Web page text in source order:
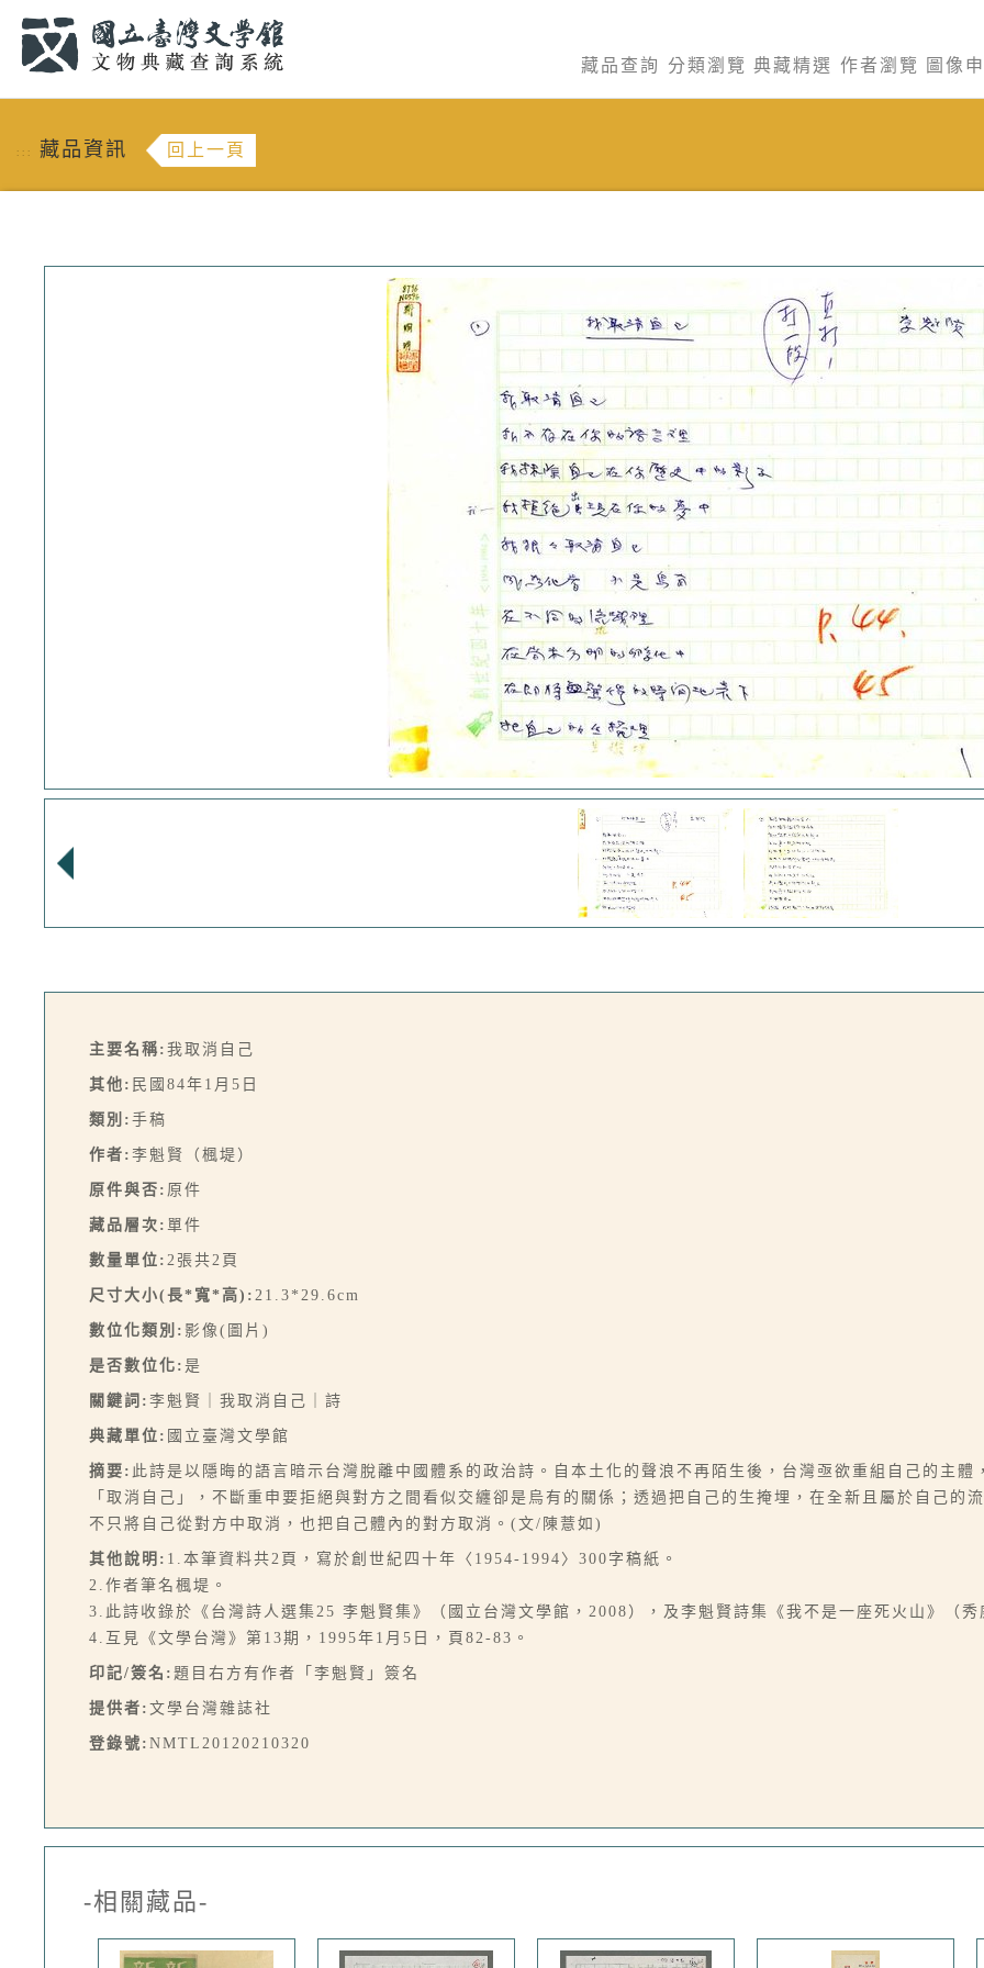
藏品查詢 分類瀏覽 典藏精選 作者瀏覽 圖像
::: 藏品資訊 回上一頁
主要名稱: 我取消自己
其他: 民國84年1月5日
類別: 手稿
作者: 李魁賢（楓堤）
原件與否: 原件
藏品層次: 單件
數量單位: 2張共2頁
尺寸大小(長*寬*高): 21.3*29.6cm
數位化類別: 影像(圖片)
是否數位化: 是
關鍵詞: 李魁賢｜我取消自己｜詩
典藏單位: 國立臺灣文學館
摘要: 此詩是以隱晦的語言暗示台灣脫離中國體系的政治詩。自本土化的聲浪不再陌生後，台灣亟欲重組自己的主
「取消自己」，不斷重申要拒絕與對方之間看似交纏卻是烏有的關係；透過把自己的生掩埋，在全新且屬於自己的
不只將自己從對方中取消，也把自己體內的對方取消。(文/陳薏如)
其他說明: 1.本筆資料共2頁，寫於創世紀四十年〈1954-1994〉300字稿紙。
2.作者筆名楓堤。
3.此詩收錄於《台灣詩人選集25 李魁賢集》（國立台灣文學館，2008），及李魁賢詩集《我不是一座死火山》（
4.互見《文學台灣》第13期，1995年1月5日，頁82-83。
印記/簽名: 題目右方有作者「李魁賢」簽名
提供者: 文學台灣雜誌社
登錄號: NMTL20120210320
-相關藏品-